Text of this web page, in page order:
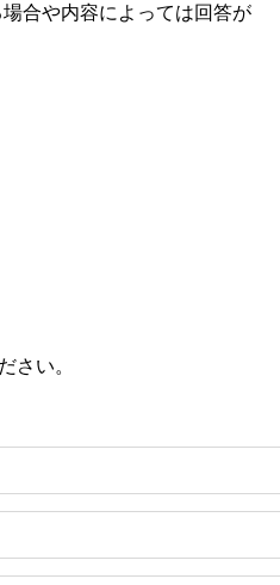
合や内容によっては回答が
さい。